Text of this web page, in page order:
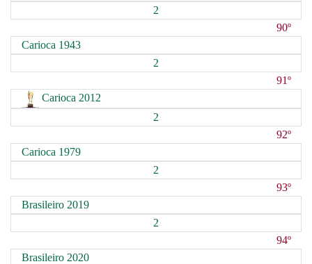
2
90º
Carioca 1943
2
91º
Carioca 2012
2
92º
Carioca 1979
2
93º
Brasileiro 2019
2
94º
Brasileiro 2020